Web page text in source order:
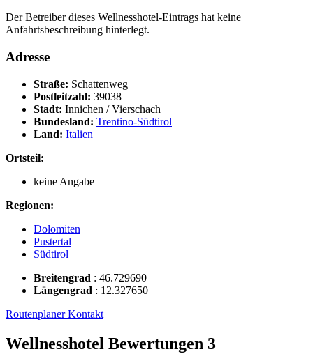
Der Betreiber dieses Wellnesshotel-Eintrags hat keine
Anfahrtsbeschreibung hinterlegt.
Adresse
Straße: Schattenweg
Postleitzahl: 39038
Stadt: Innichen / Vierschach
Bundesland: Trentino-Südtirol
Land: Italien
Ortsteil:
keine Angabe
Regionen:
Dolomiten
Pustertal
Südtirol
Breitengrad : 46.729690
Längengrad : 12.327650
RoutenplanerKontakt
Wellnesshotel Bewertungen 3